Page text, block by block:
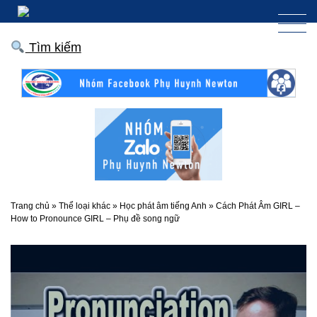
Tìm kiếm
Trang chủ » Thể loại khác » Học phát âm tiếng Anh » Cách Phát Âm GIRL –
How to Pronounce GIRL – Phụ đề song ngữ